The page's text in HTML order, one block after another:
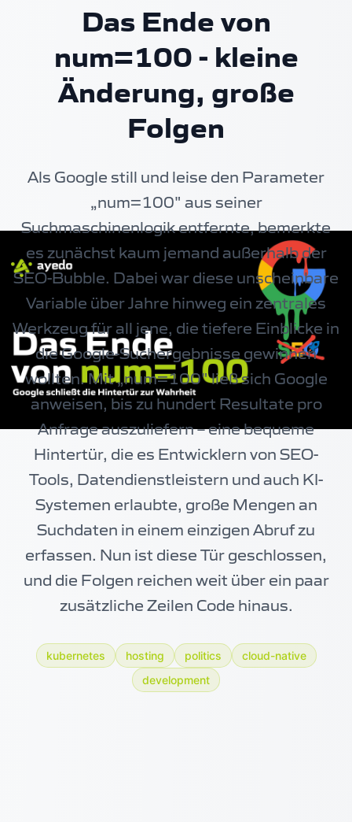
Das Ende von
num=100 - kleine
Änderung, große
Folgen
Als Google still und leise den Parameter
„num=100" aus seiner
Suchmaschinenlogik entfernte, bemerkte
es zunächst kaum jemand außerhalb der
SEO-Bubble. Dabei war diese unscheinbare
Variable über Jahre hinweg ein zentrales
Werkzeug für all jene, die tiefere Einblicke in
die Google-Suchergebnisse gewinnen
wollten. Mit „num=100" ließ sich Google
anweisen, bis zu hundert Resultate pro
Anfrage auszuliefern – eine bequeme
Hintertür, die es Entwicklern von SEO-
Tools, Datendienstleistern und auch KI-
Systemen erlaubte, große Mengen an
Suchdaten in einem einzigen Abruf zu
erfassen. Nun ist diese Tür geschlossen,
und die Folgen reichen weit über ein paar
zusätzliche Zeilen Code hinaus.
kubernetes hosting politics
cloud-native
development